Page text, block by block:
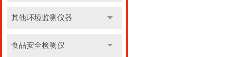
其他环境监测仪器
食品安全检测仪